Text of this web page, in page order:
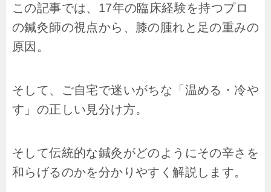
この記事では、17年の臨床経験を持つプロ
の鍼灸師の視点から、膝の腫れと足の重みの
原因。
そして、ご自宅で迷いがちな「温める・冷や
す」の正しい見分け方。
そして伝統的な鍼灸がどのようにその辛さを
和らげるのかを分かりやすく解説します。